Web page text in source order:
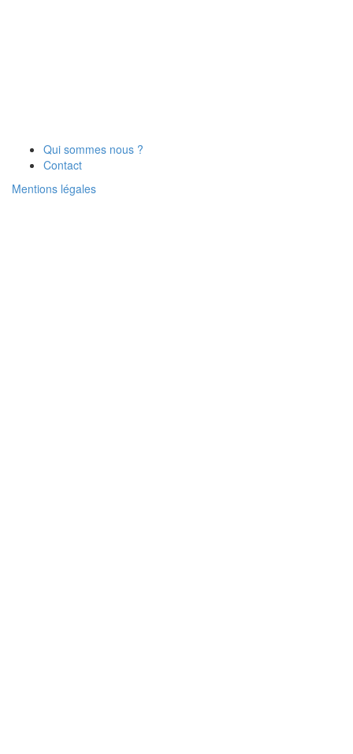
Qui sommes nous ?
Contact
Mentions légales